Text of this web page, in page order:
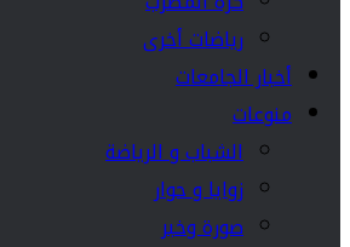
رياضات أخرى
أخبار الجامعات
منوعات
الشباب و الرياضة
زوايا و حوار
صورة وخبر